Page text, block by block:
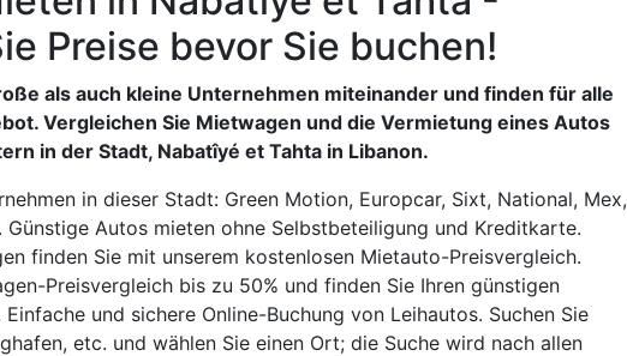
Preise bevor Sie buchen!
als auch kleine Unternehmen miteinander und finden für alle
Vergleichen Sie Mietwagen und die Vermietung eines Autos
in der Stadt, Nabatîyé et Tahta in Libanon.
in dieser Stadt: Green Motion, Europcar, Sixt, National, Mex,
Günstige Autos mieten ohne Selbstbeteiligung und Kreditkarte.
finden Sie mit unserem kostenlosen Mietauto-Preisvergleich.
Preisvergleich bis zu 50% und finden Sie Ihren günstigen
und sichere Online-Buchung von Leihautos. Suchen Sie
etc. und wählen Sie einen Ort; die Suche wird nach allen